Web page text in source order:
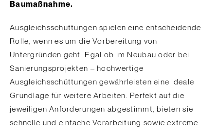
Baumaßnahme.
Ausgleichsschüttungen spielen eine entscheidende
Rolle, wenn es um die Vorbereitung von
Untergründen geht. Egal ob im Neubau oder bei
Sanierungsprojekten – hochwertige
Ausgleichsschüttungen gewährleisten eine ideale
Grundlage für weitere Arbeiten. Perfekt auf die
jeweiligen Anforderungen abgestimmt, bieten sie
schnelle und einfache Verarbeitung sowie extreme